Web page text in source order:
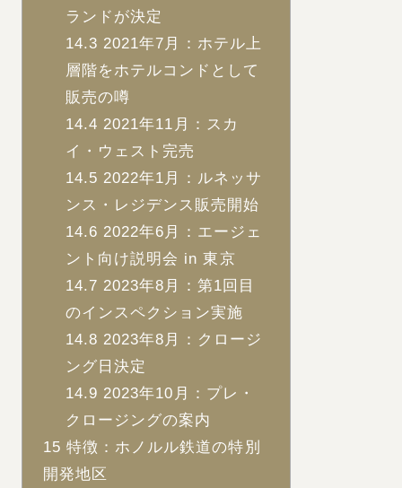
ランドが決定
14.3 2021年7月：ホテル上
層階をホテルコンドとして
販売の噂
14.4 2021年11月：スカ
イ・ウェスト完売
14.5 2022年1月：ルネッサ
ンス・レジデンス販売開始
14.6 2022年6月：エージェ
ント向け説明会 in 東京
14.7 2023年8月：第1回目
のインスペクション実施
14.8 2023年8月：クロージ
ング日決定
14.9 2023年10月：プレ・
クロージングの案内
15 特徴：ホノルル鉄道の特別
開発地区